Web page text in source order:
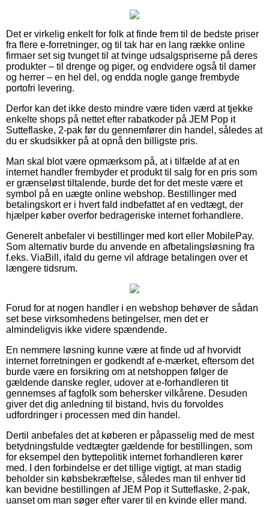
Det er virkelig enkelt for folk at finde frem til de bedste priser
fra flere e-forretninger, og til tak har en lang række online
firmaer set sig tvunget til at tvinge udsalgspriserne på deres
produkter – til drenge og piger, og endvidere også til damer
og herrer – en hel del, og endda nogle gange frembyde
portofri levering.
Derfor kan det ikke desto mindre være tiden værd at tjekke
enkelte shops på nettet efter rabatkoder på JEM Pop it
Sutteflaske, 2-pak før du gennemfører din handel, således at
du er skudsikker på at opnå den billigste pris.
Man skal blot være opmærksom på, at i tilfælde af at en
internet handler frembyder et produkt til salg for en pris som
er grænseløst tiltalende, burde det for det meste være et
symbol på en uægte online webshop. Bestillinger med
betalingskort er i hvert fald indbefattet af en vedtægt, der
hjælper køber overfor bedrageriske internet forhandlere.
Generelt anbefaler vi bestillinger med kort eller MobilePay.
Som alternativ burde du anvende en afbetalingsløsning fra
f.eks. ViaBill, ifald du gerne vil afdrage betalingen over et
længere tidsrum.
Forud for at nogen handler i en webshop behøver de sådan
set bese virksomhedens betingelser, men det er
almindeligvis ikke videre spændende.
En nemmere løsning kunne være at finde ud af hvorvidt
internet forretningen er godkendt af e-mærket, eftersom det
burde være en forsikring om at netshoppen følger de
gældende danske regler, udover at e-forhandleren tit
gennemses af fagfolk som behersker vilkårene. Desuden
giver det dig anledning til bistand, hvis du forvoldes
udfordringer i processen med din handel.
Dertil anbefales det at køberen er påpasselig med de mest
betydningsfulde vedtægter gældende for bestillingen, som
for eksempel den byttepolitik internet forhandleren kører
med. I den forbindelse er det tillige vigtigt, at man stadig
beholder sin købsbekræftelse, således man til enhver tid
kan bevidne bestillingen af JEM Pop it Sutteflaske, 2-pak,
uanset om man søger efter varer til en kvinde eller mand.